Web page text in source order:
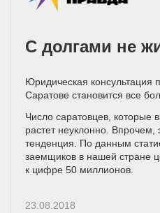
С долгами не
Юридическая консультация
Саратове становится все
Число саратовцев, которые
растет неуклонно. Впрочем,
тенденция. По данным
заемщиков в нашей стране
к цифре 50 миллионов.
23.08.2018